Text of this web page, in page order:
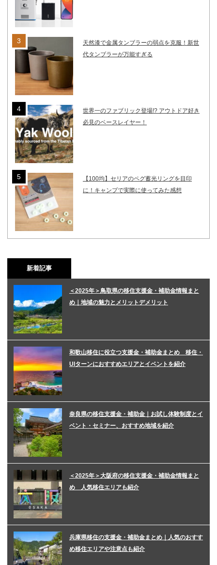
天然漆で金属タンブラーの弱点を克服！新世
代タンブラーが万能すぎる
世界一のファブリック登場!? アウトドア好き
必見のベースレイヤー！
【100均】セリアのペグ蓄光リングを目印
に！キャンプで実際に使ってみた感想
新着記事
＜2025年＞鳥取県の移住支援金・補助金情報まと
め｜地域の魅力とメリットデメリット
和歌山移住に役立つ支援金・補助金まとめ 移住・
UIターンにおすすめエリアとイベントを紹介
奈良県の移住支援金・補助金｜お試し体験制度とイ
ベント・セミナー、おすすめ地域を紹介
＜2025年＞大阪府の移住支援金・補助金情報まと
め 人気移住エリアも紹介
兵庫県移住の支援金・補助金まとめ｜人気のおすす
め移住エリアや注意点も紹介